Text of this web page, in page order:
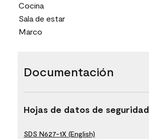
Cocina
Sala de estar
Marco
Documentación
Hojas de datos de seguridad
SDS N627-1X (English)